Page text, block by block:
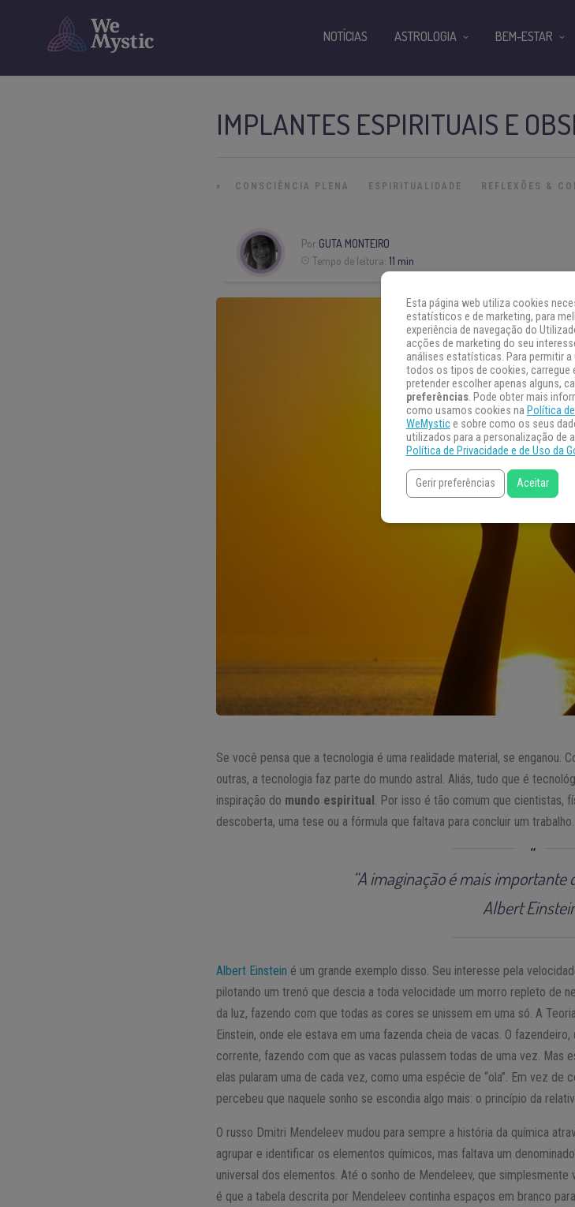
IMPLANTES ESPIRITUAIS E
» CONSCIÊNCIA PLENA ESPIRITUALIDADE REFLEXÕES &
Por GUTA MONTEIRO
Tempo de leitura:11 min
Se você pensa que a tecnologia é uma realidade material, se enganou.
outras, a tecnologia faz parte do mundo astral. Aliás, tudo que é
inspiração do mundo espiritual . Por isso é tão comum que cientistas,
descoberta, uma tese ou a fórmula que faltava para concluir um trabalho.
“A imaginação é mais importante
Albert
Albert Einstein é um grande exemplo disso. Seu interesse pela
pilotando um trenó que descia a toda velocidade um morro repleto de
da luz, fazendo com que todas as cores se unissem em uma só. A
Einstein, onde ele estava em uma fazenda cheia de vacas. O
corrente, fazendo com que as vacas pulassem todas de uma vez. Mas
elas pularam uma de cada vez, como uma espécie de “ola”. Em vez de
percebeu que naquele sonho se escondia algo mais: o princípio da
O russo Dmitri Mendeleev mudou para sempre a história da química
agrupar e identificar os elementos químicos, mas faltava um
universal dos elementos. Até o sonho de Mendeleev, que simplesmente
é que a tabela descrita por Mendeleev continha espaços em branco
NOTÍCIAS ASTROLOGIA BEM-ESTAR
Esta página web utiliza cookies
estatísticos e de marketing, para
experiência de navegação do
acções de marketing do seu
análises estatísticas. Para permitir
todos os tipos de cookies, carregue
pretender escolher apenas alguns,
preferências. Pode obter mais
como usamos cookies na Política
WeMystice sobre como os seus
utilizados para a personalização de
Política de Privacidade e de Uso da
Gerir preferências Aceitar